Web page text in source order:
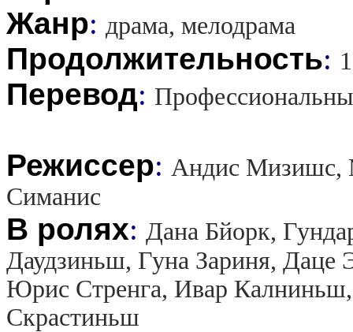
Жанр: драма, мелодрама
Продолжительность:
Перевод:
Режиссер: Андис Мизишс,
Симанис
В ролях: Дана Бйорк,
Даудзиньш, Гуна Зариня, Даце
Юрис Стренга, Ивар
Скрастиньш